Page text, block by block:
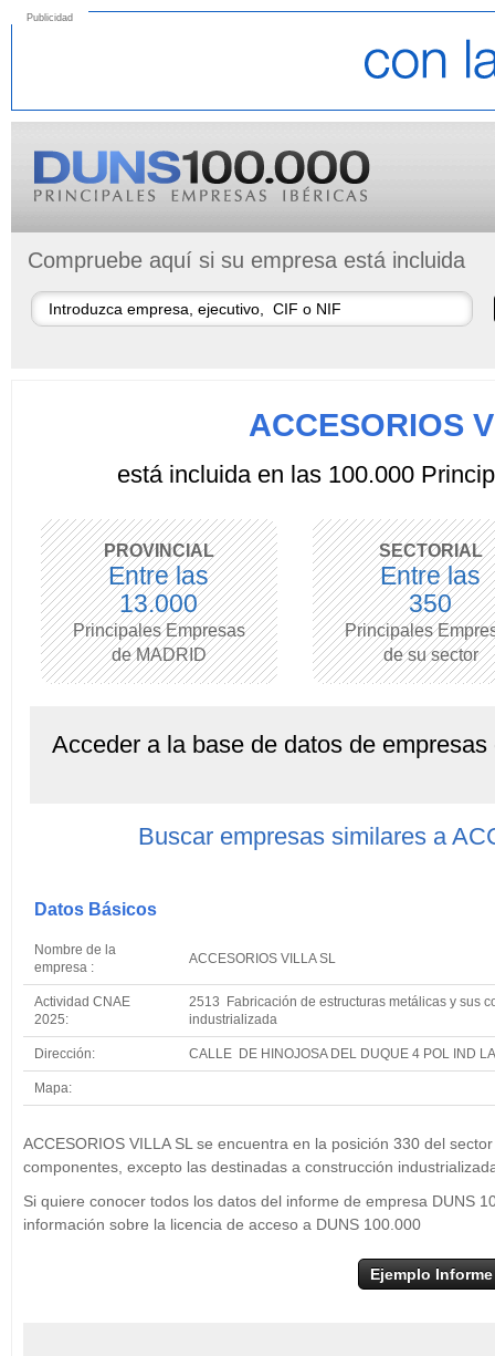
Publicidad
Compruebe aquí si su empresa está incluida
ACCESORIOS
está incluida en las 100.000
PROVINCIAL
Entre las
13.000
Principales Empresas
de MADRID
SECTORIAL
Entre las
350
Principales
de su sector
Acceder a la base de datos de
Buscar empresas similares a
Datos Básicos
Nombre de la
empresa :
ACCESORIOS VILLA SL
Actividad CNAE
2025:
2513 Fabricación de estructuras metálicas y sus
industrializada
Dirección: CALLE DE HINOJOSA DEL DUQUE 4 POL IND
Mapa:
−
ACCESORIOS VILLA SL se encuentra en la posición 330 del
componentes, excepto las destinadas a construcción
Si quiere conocer todos los datos del informe de empresa DUNS
información sobre la licencia de acceso a DUNS 100.000
Ejemplo Informe